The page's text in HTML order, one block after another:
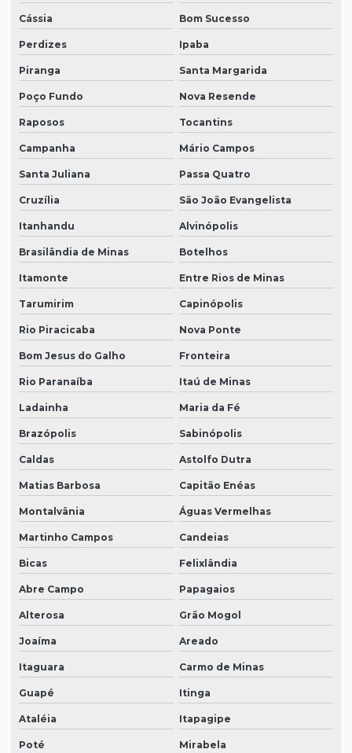
Cássia Bom Sucesso
Perdizes Ipaba
Piranga Santa Margarida
Poço Fundo Nova Resende
Raposos Tocantins
Campanha Mário Campos
Santa Juliana Passa Quatro
Cruzília São João Evangelista
Itanhandu Alvinópolis
Brasilândia de Minas Botelhos
Itamonte Entre Rios de Minas
Tarumirim Capinópolis
Rio Piracicaba Nova Ponte
Bom Jesus do Galho Fronteira
Rio Paranaíba Itaú de Minas
Ladainha Maria da Fé
Brazópolis Sabinópolis
Caldas Astolfo Dutra
Matias Barbosa Capitão Enéas
Montalvânia Águas Vermelhas
Martinho Campos Candeias
Bicas Felixlândia
Abre Campo Papagaios
Alterosa Grão Mogol
Joaíma Areado
Itaguara Carmo de Minas
Guapé Itinga
Ataléia Itapagipe
Poté Mirabela